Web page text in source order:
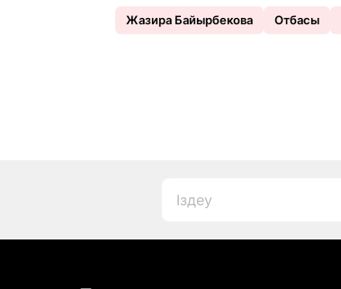
Жазира Байырбекова Отбасы